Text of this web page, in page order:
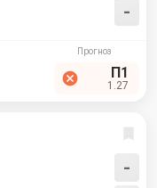
-
П1
1.27
-